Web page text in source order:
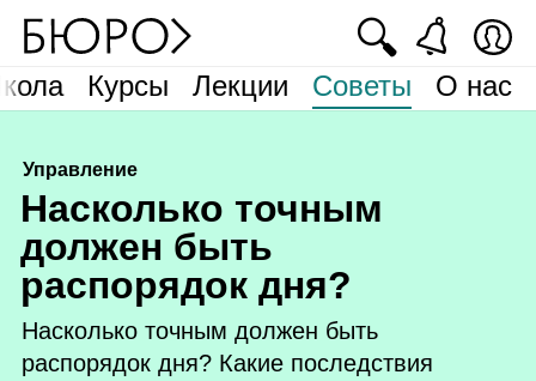
Курсы Лекции Советы О нас
🔍
Управление
Насколько точным
должен быть
распорядок дня?
Насколько точным должен быть
распорядок дня? Какие последствия